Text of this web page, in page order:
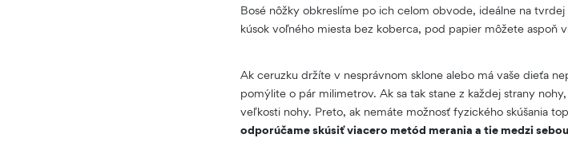
Bosé nôžky obkreslíme po ich celom obvode, ideálne na
kúsok voľného miesta bez koberca, pod papier môžete aspoň
Ak ceruzku držíte v nesprávnom sklone alebo má vaše dieťa
pomýlite o pár milimetrov. Ak sa tak stane z každej strany
veľkosti nohy. Preto, ak nemáte možnosť fyzického skúšania
odporúčame skúsiť viacero metód merania a tie medzi